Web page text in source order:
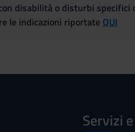
disabilità o disturbi specifici
le indicazioni riportate QUI
Servizi